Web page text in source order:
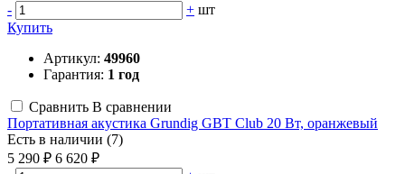
-
+ шт
Купить
Артикул: 49960
Гарантия: 1 год
Сравнить В сравнении
Портативная акустика Grundig GBT Club 20 Вт, оранжевый
Есть в наличии (7)
5 290 ₽ 6 620 ₽